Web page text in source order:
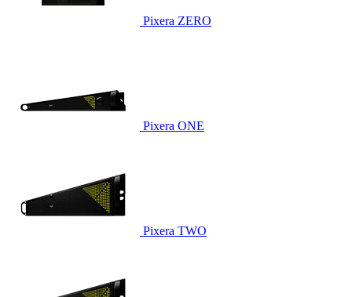
Pixera ZERO
Pixera ONE
Pixera TWO